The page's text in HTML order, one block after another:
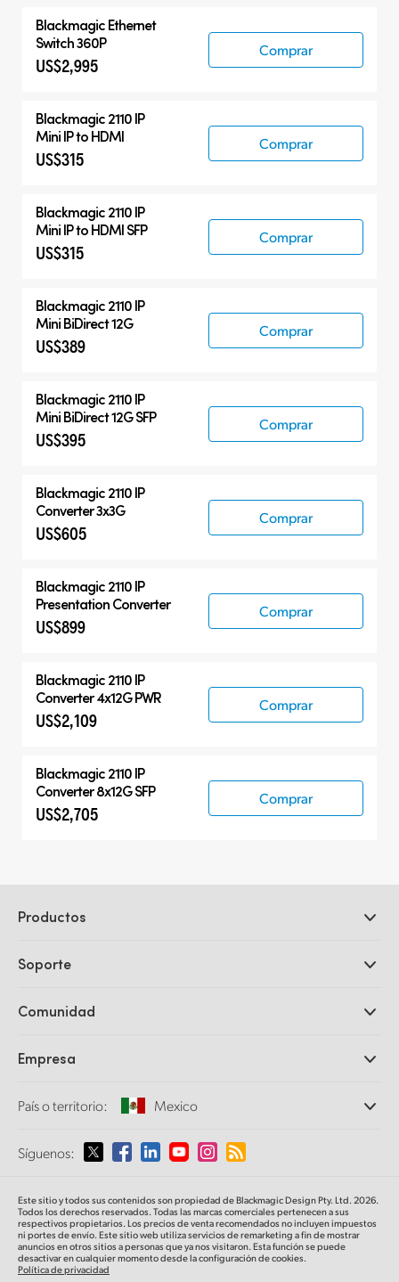
Blackmagic Ethernet
Switch 360P
US$2,995
Comprar
Blackmagic 2110 IP
Mini IP to HDMI
US$315
Comprar
Blackmagic 2110 IP
Mini IP to HDMI SFP
US$315
Comprar
Blackmagic 2110 IP
Mini BiDirect 12G
US$389
Comprar
Blackmagic 2110 IP
Mini BiDirect 12G SFP
US$395
Comprar
Blackmagic 2110 IP
Converter 3x3G
US$605
Comprar
Blackmagic 2110 IP
Presentation Converter
US$899
Comprar
Blackmagic 2110 IP
Converter 4x12G PWR
US$2,109
Comprar
Blackmagic 2110 IP
Converter 8x12G SFP
US$2,705
Comprar
Productos
DaVinci Resolve y Fusion
Ultimatte
Captura y reproducción
Conversión de formatos
Supervisión
Almacenamiento en redes
Direccionamiento y distribución
Transmisión y codificación
Soporte
Centro de soporte técnico
Comunidad
Empresa
Perfil empresarial
Medios
País o territorio: Mexico
Selecciona un país o territorio
Australia
Austria
Síguenos:
Este sitio y todos sus contenidos son propiedad de Blackmagic Design Pty. Ltd. 2026.
Todos los derechos reservados. Todas las marcas comerciales pertenecen a sus
respectivos propietarios. Los precios de venta recomendados no incluyen impuestos
ni portes de envío. Este sitio web utiliza servicios de remarketing a fin de mostrar
anuncios en otros sitios a personas que ya nos visitaron. Esta función se puede
desactivar en cualquier momento desde la configuración de cookies.
Política de privacidad